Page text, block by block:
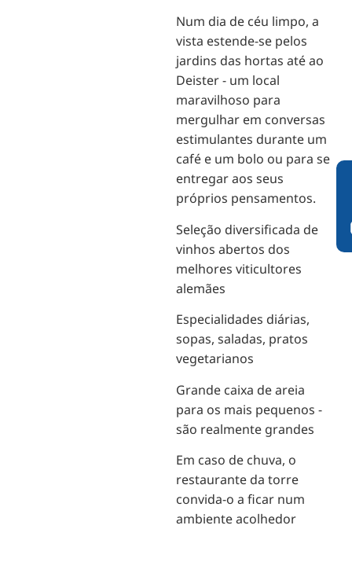
Num dia de céu limpo, a
vista estende-se pelos
jardins das hortas até ao
Deister - um local
maravilhoso para
mergulhar em conversas
estimulantes durante um
café e um bolo ou para se
entregar aos seus
próprios pensamentos.
Seleção diversificada de
vinhos abertos dos
melhores viticultores
alemães
Especialidades diárias,
sopas, saladas, pratos
vegetarianos
Grande caixa de areia
para os mais pequenos -
são realmente grandes
Em caso de chuva, o
restaurante da torre
convida-o a ficar num
ambiente acolhedor